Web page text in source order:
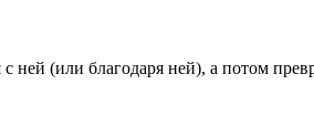
(или благодаря ней), а потом